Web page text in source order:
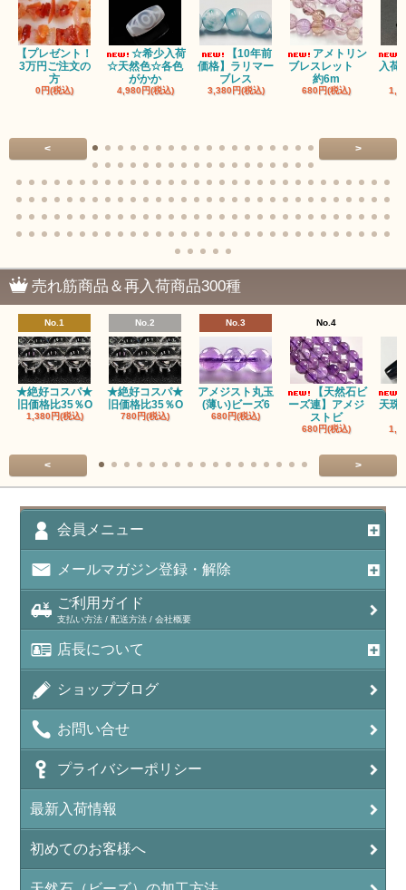
【プレゼント！
3万円ご注文の
方
0円(税込)
☆希少入荷
☆天然色☆各色
がかか
4,980円(税込)
【10年前
価格】ラリマー
ブレス
3,380円(税込)
アメトリン
ブレスレット
約6m
680円(税込)
入荷
< >
売れ筋商品＆再入荷商品300種
No.1
★絶好コスパ★
旧価格比35％O
1,380円(税込)
No.2
★絶好コスパ★
旧価格比35％O
780円(税込)
No.3
アメジスト丸玉
(薄い)ビーズ6
680円(税込)
No.4
【天然石ビ
ーズ連】アメジ
ストビ
680円(税込)
天珠
< >
会員メニュー
メールマガジン登録・解除
ご利用ガイド
支払い方法 / 配送方法 / 会社概要
店長について
ショップブログ
お問い合せ
プライバシーポリシー
最新入荷情報
初めてのお客様へ